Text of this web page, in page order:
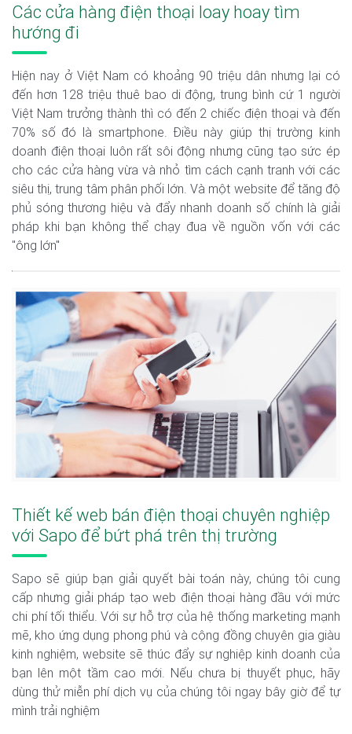
Các cửa hàng điện thoại loay hoay tìm
hướng đi
Hiện nay ở Việt Nam có khoảng 90 triệu dân nhưng lại có
đến hơn 128 triệu thuê bao di động, trung bình cứ 1 người
Việt Nam trưởng thành thì có đến 2 chiếc điện thoại và đến
70% số đó là smartphone. Điều này giúp thị trường kinh
doanh điện thoại luôn rất sôi động nhưng cũng tạo sức ép
cho các cửa hàng vừa và nhỏ tìm cách cạnh tranh với các
siêu thị, trung tâm phân phối lớn. Và một website để tăng độ
phủ sóng thương hiệu và đẩy nhanh doanh số chính là giải
pháp khi bạn không thể chạy đua về nguồn vốn với các
"ông lớn"
Thiết kế web bán điện thoại chuyên nghiệp
với Sapo để bứt phá trên thị trường
Sapo sẽ giúp bạn giải quyết bài toán này, chúng tôi cung
cấp nhưng giải pháp tạo web điện thoại hàng đầu với mức
chi phí tối thiểu. Với sự hỗ trợ của hệ thống marketing mạnh
mẽ, kho ứng dụng phong phú và cộng đồng chuyên gia giàu
kinh nghiệm, website sẽ thúc đẩy sự nghiệp kinh doanh của
bạn lên một tầm cao mới. Nếu chưa bị thuyết phục, hãy
dùng thử miễn phí dịch vụ của chúng tôi ngay bây giờ để tự
mình trải nghiệm